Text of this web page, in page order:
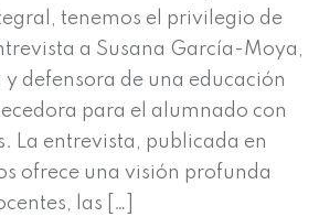
tenemos el privilegio de
a Susana García-Moya,
defensora de una educación
para el alumnado con
La entrevista, publicada en
ofrece una visión profunda
las […]